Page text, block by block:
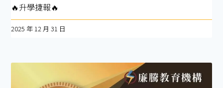
🔥升學捷報🔥
2025 年 12 月 31 日